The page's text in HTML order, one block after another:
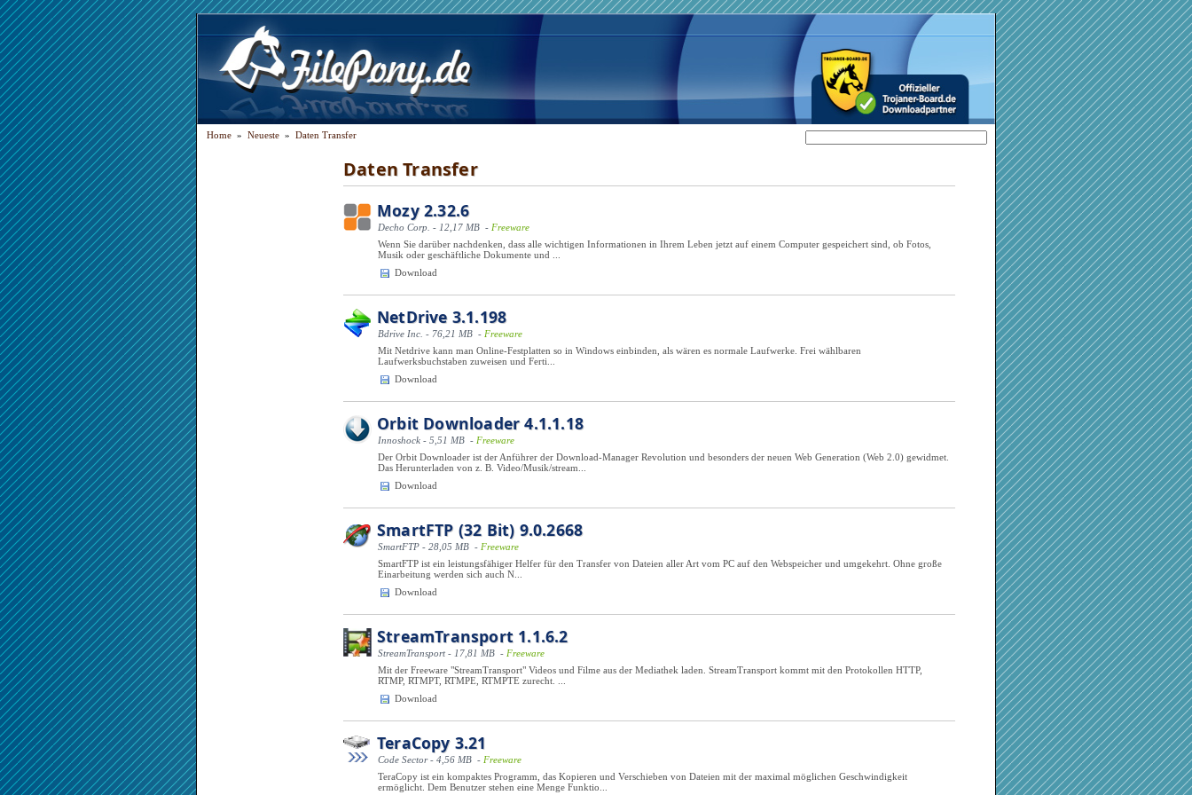
Home » Neueste » Daten Transfer
Daten Transfer
Mozy 2.32.6
Decho Corp. - 12,17 MB - Freeware
Wenn Sie darüber nachdenken, dass alle wichtigen Informationen in Ihrem Leben jetzt auf einem Computer gespeichert sind, ob Fotos,
Musik oder geschäftliche Dokumente und ...
Download
NetDrive 3.1.198
Bdrive Inc. - 76,21 MB - Freeware
Mit Netdrive kann man Online-Festplatten so in Windows einbinden, als wären es normale Laufwerke. Frei wählbaren
Laufwerksbuchstaben zuweisen und Ferti...
Download
Orbit Downloader 4.1.1.18
Innoshock - 5,51 MB - Freeware
Der Orbit Downloader ist der Anführer der Download-Manager Revolution und besonders der neuen Web Generation (Web 2.0) gewidmet.
Das Herunterladen von z. B. Video/Musik/stream...
Download
SmartFTP (32 Bit) 9.0.2668
SmartFTP - 28,05 MB - Freeware
SmartFTP ist ein leistungsfähiger Helfer für den Transfer von Dateien aller Art vom PC auf den Webspeicher und umgekehrt. Ohne große
Einarbeitung werden sich auch N...
Download
StreamTransport 1.1.6.2
StreamTransport - 17,81 MB - Freeware
Mit der Freeware "StreamTransport" Videos und Filme aus der Mediathek laden. StreamTransport kommt mit den Protokollen HTTP,
RTMP, RTMPT, RTMPE, RTMPTE zurecht. ...
Download
TeraCopy 3.21
Code Sector - 4,56 MB - Freeware
TeraCopy ist ein kompaktes Programm, das Kopieren und Verschieben von Dateien mit der maximal möglichen Geschwindigkeit
ermöglicht. Dem Benutzer stehen eine Menge Funktio...